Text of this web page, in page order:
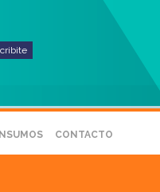
INSUMOS CONTACTO